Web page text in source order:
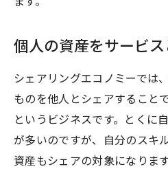
個人の資産をサービ
シェアリングエコノミーでは
ものを他人とシェアすること
というビジネスです。とくに
が多いのですが、自分のスキ
資産もシェアの対象になりま